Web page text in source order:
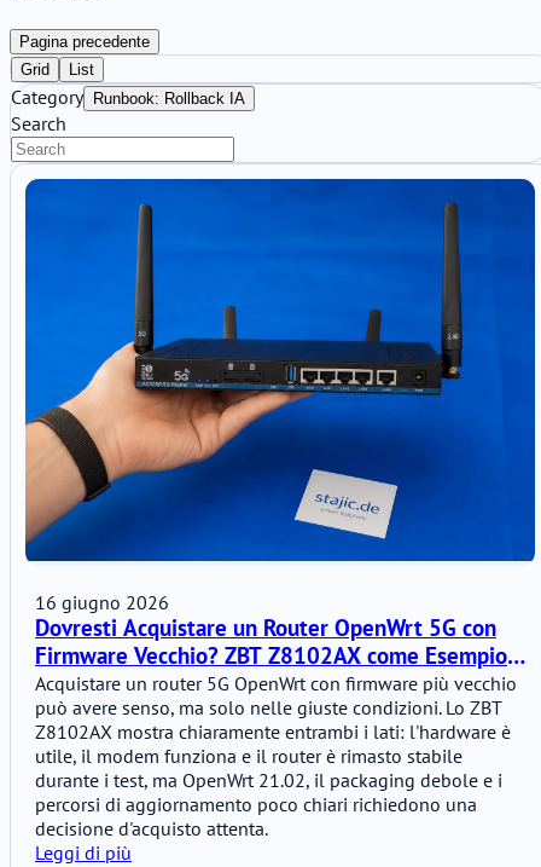
Pagina precedente
Grid
List
Category Runbook: Rollback IA
Search
16 giugno 2026
Dovresti Acquistare un Router OpenWrt 5G con
Firmware Vecchio? ZBT Z8102AX come Esempio
Pratico
Acquistare un router 5G OpenWrt con firmware più vecchio
può avere senso, ma solo nelle giuste condizioni. Lo ZBT
Z8102AX mostra chiaramente entrambi i lati: l'hardware è
utile, il modem funziona e il router è rimasto stabile
durante i test, ma OpenWrt 21.02, il packaging debole e i
percorsi di aggiornamento poco chiari richiedono una
decisione d'acquisto attenta.
Leggi di più